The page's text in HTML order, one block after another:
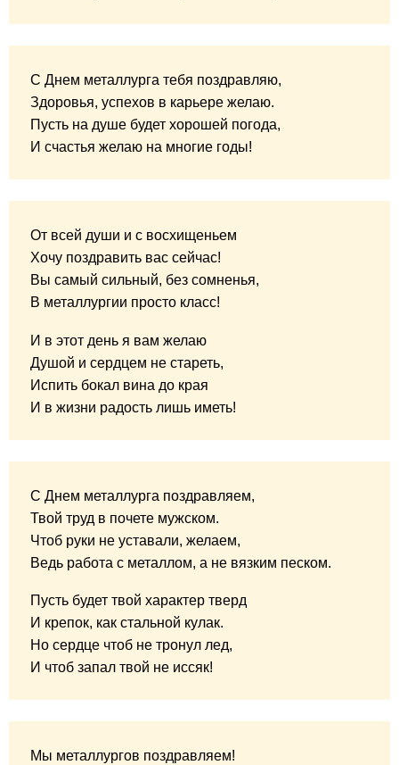
С Днем металлурга тебя поздравляю,
Здоровья, успехов в карьере желаю.
Пусть на душе будет хорошей погода,
И счастья желаю на многие годы!
От всей души и с восхищеньем
Хочу поздравить вас сейчас!
Вы самый сильный, без сомненья,
В металлургии просто класс!
И в этот день я вам желаю
Душой и сердцем не стареть,
Испить бокал вина до края
И в жизни радость лишь иметь!
С Днем металлурга поздравляем,
Твой труд в почете мужском.
Чтоб руки не уставали, желаем,
Ведь работа с металлом, а не вязким песком.
Пусть будет твой характер тверд
И крепок, как стальной кулак.
Но сердце чтоб не тронул лед,
И чтоб запал твой не иссяк!
Мы металлургов поздравляем!